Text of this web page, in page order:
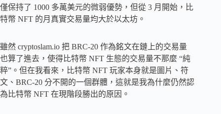
僅保持了 1000 多萬美元的微弱優勢，但從 3 月開始，比
特幣 NFT 的月真實交易量均大於以太坊。
雖然 cryptoslam.io 把 BRC-20 作為銘文在鏈上的交易量
也算了進去，使得比特幣 NFT 生態的交易量不那麼 “純
粹”。但在我看來，比特幣 NFT 玩家本身就是圖片、符
文、BRC-20 分不開的一個群體，這就是我為什麼仍然認
為比特幣 NFT 在現階段勝出的原因。